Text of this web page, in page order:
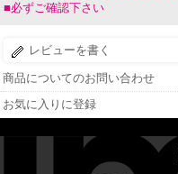
■必ずご確認下さい
レビューを書く
商品についてのお問い合わせ
お気に入りに登録